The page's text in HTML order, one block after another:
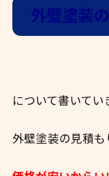
外壁塗装
について書いてい
外壁塗装の見積も